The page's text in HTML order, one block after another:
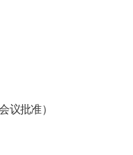
议批准）